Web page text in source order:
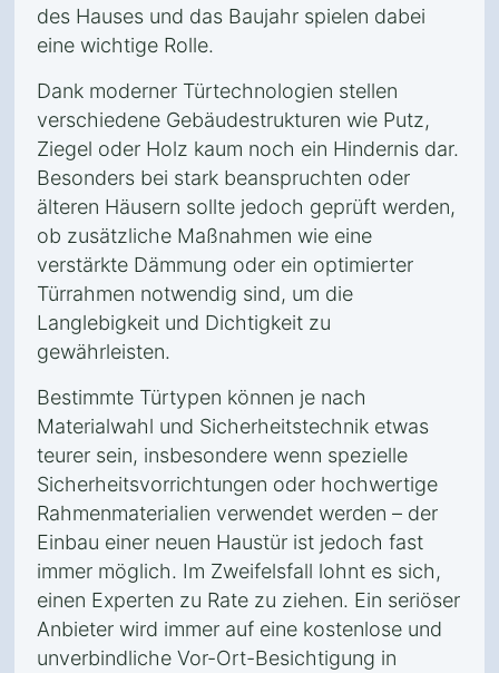
des Hauses und das Baujahr spielen dabei
eine wichtige Rolle.
Dank moderner Türtechnologien stellen
verschiedene Gebäudestrukturen wie Putz,
Ziegel oder Holz kaum noch ein Hindernis dar.
Besonders bei stark beanspruchten oder
älteren Häusern sollte jedoch geprüft werden,
ob zusätzliche Maßnahmen wie eine
verstärkte Dämmung oder ein optimierter
Türrahmen notwendig sind, um die
Langlebigkeit und Dichtigkeit zu
gewährleisten.
Bestimmte Türtypen können je nach
Materialwahl und Sicherheitstechnik etwas
teurer sein, insbesondere wenn spezielle
Sicherheitsvorrichtungen oder hochwertige
Rahmenmaterialien verwendet werden – der
Einbau einer neuen Haustür ist jedoch fast
immer möglich. Im Zweifelsfall lohnt es sich,
einen Experten zu Rate zu ziehen. Ein seriöser
Anbieter wird immer auf eine kostenlose und
unverbindliche Vor-Ort-Besichtigung in